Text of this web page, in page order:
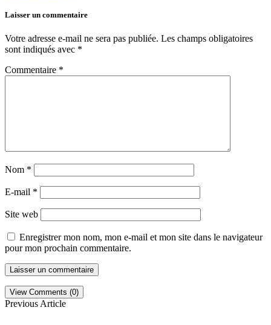
Laisser un commentaire
Votre adresse e-mail ne sera pas publiée. Les champs obligatoires
sont indiqués avec *
Commentaire *
Nom *
E-mail *
Site web
Enregistrer mon nom, mon e-mail et mon site dans le navigateur
pour mon prochain commentaire.
View Comments (0)
Previous Article